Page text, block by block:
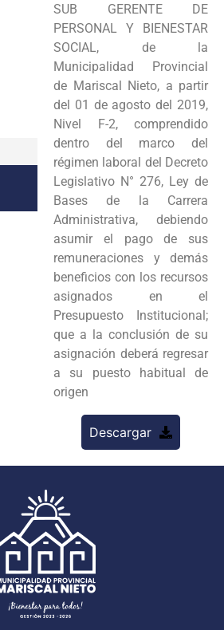
Intranet
SUB GERENTE DE
PERSONAL Y BIENESTAR
SOCIAL, de la
Municipalidad Provincial
de Mariscal Nieto, a partir
del 01 de agosto del 2019,
Nivel F-2, comprendido
dentro del marco del
régimen laboral del Decreto
Legislativo N° 276, Ley de
Bases de la Carrera
Administrativa, debiendo
asumir el pago de sus
remuneraciones y demás
beneficios con los recursos
asignados en el
Presupuesto Institucional;
que a la conclusión de su
asignación deberá regresar
a su puesto habitual de
origen
Descargar